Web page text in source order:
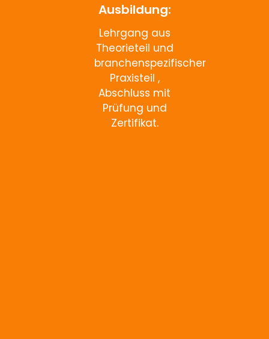
Ausbildung:
Lehrgang aus
Theorieteil und
branchenspezifischer
Praxisteil ,
Abschluss mit
Prüfung und
Zertifikat.